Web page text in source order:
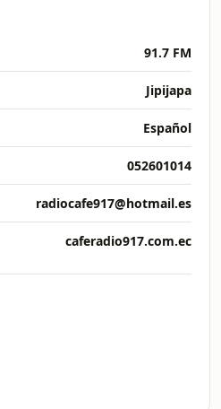
91.7 FM
Jipijapa
Español
052601014
radiocafe917@hotmail.es
caferadio917.com.ec